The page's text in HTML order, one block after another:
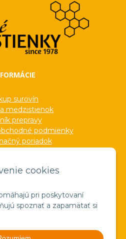
cookies
pri poskytovaní
spoznať a zapamätať si
surovín
medzistienok
prepravy
podmienky
poriadok
obstarávanie
a vosku